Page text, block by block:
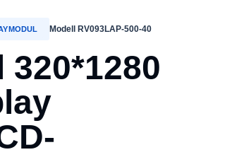
Modell RV093LAP-500-40
320*1280